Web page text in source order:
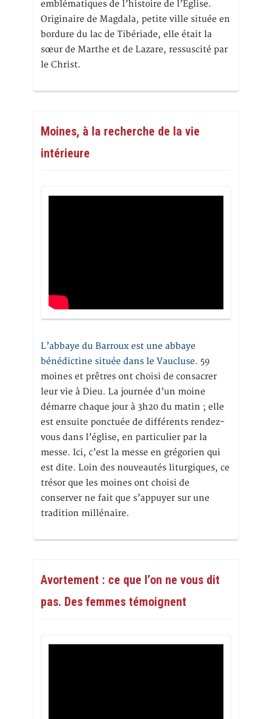
emblématiques de l’histoire de l’Eglise.
Originaire de Magdala, petite ville située en
bordure du lac de Tibériade, elle était la
sœur de Marthe et de Lazare, ressuscité par
le Christ.
Moines, à la recherche de la vie
intérieure
L’abbaye du Barroux est une abbaye
bénédictine située dans le Vaucluse. 59
moines et prêtres ont choisi de consacrer
leur vie à Dieu. La journée d’un moine
démarre chaque jour à 3h20 du matin ; elle
est ensuite ponctuée de différents rendez-
vous dans l’église, en particulier par la
messe. Ici, c’est la messe en grégorien qui
est dite. Loin des nouveautés liturgiques, ce
trésor que les moines ont choisi de
conserver ne fait que s’appuyer sur une
tradition millénaire.
Avortement : ce que l’on ne vous dit
pas. Des femmes témoignent